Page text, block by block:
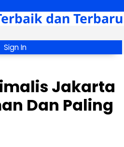
dan Terbaru
Sign In
Jakarta
Dan Paling